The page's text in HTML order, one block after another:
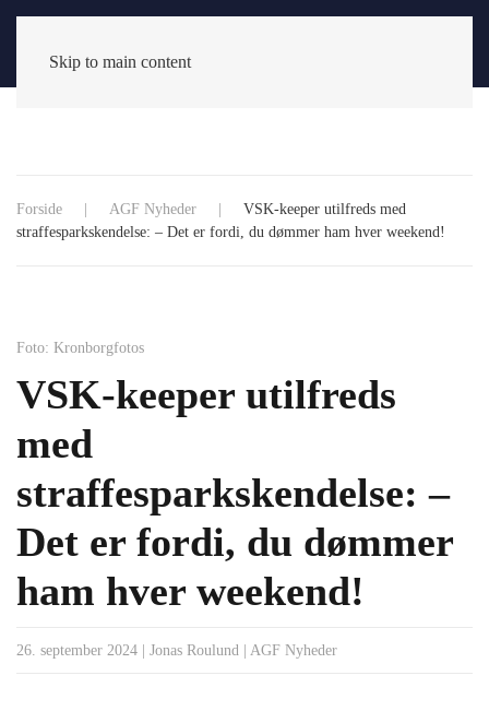
Skip to main content
Forside AGF Nyheder
VSK-keeper utilfreds med
straffesparkskendelse: – Det er fordi, du dømmer ham hver weekend!
Foto: Kronborgfotos
VSK-keeper utilfreds
med
straffesparkskendelse: –
Det er fordi, du dømmer
ham hver weekend!
26. september 2024 Jonas Roulund AGF Nyheder